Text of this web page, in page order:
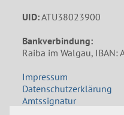
UID:ATU38023900
Bankverbindung:
Raiba im Walgau,
Impressum
Datenschutzerklärung
Amtssignatur